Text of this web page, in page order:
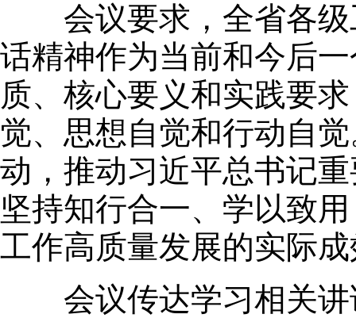
会议要求，全省各级
话精神作为当前和今后
质、核心要义和实践要
觉、思想自觉和行动自
动，推动习近平总书记
坚持知行合一、学以致
工作高质量发展的实际
会议传达学习相关讲